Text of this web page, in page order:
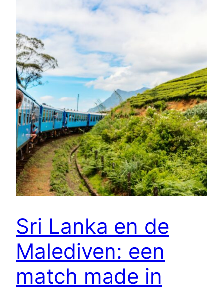
Sri Lanka en de
Malediven: een
match made in